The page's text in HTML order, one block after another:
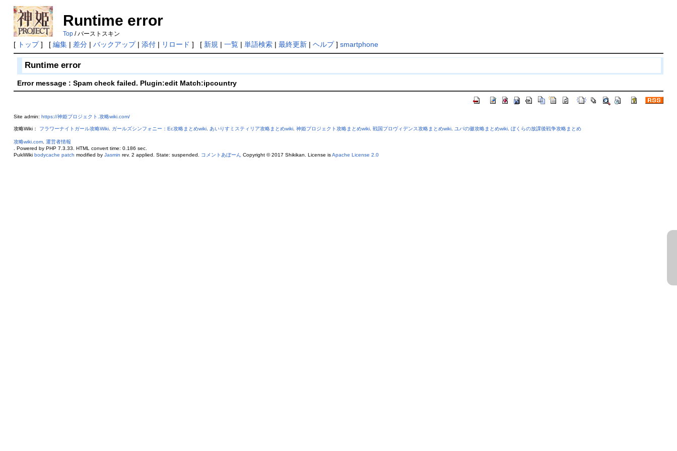
Runtime error
Top/ バーストスキン
[ トップ] [ 編集| 差分| バックアップ| 添付| リロード ] [ 新規 | 一覧| 単語検索| 最終更新| ヘルプ] smartphone
Runtime error
Error message : Spam check failed. Plugin:edit Match:ipcountry
Site admin: https://神姫プロジェクト.攻略wiki.com/
攻略Wiki： フラワーナイトガール攻略Wiki. ガールズシンフォニー：Ec攻略まとめwiki. あいりすミスティリア攻略まとめwiki. 神姫プロジェクト攻略まとめwiki. 戦国プロヴィデンス攻略まとめwiki. ユバの徽攻略まとめwiki. ぼくらの放課後戦争攻略まとめ
攻略wiki.com. 運営者情報
. Powered by PHP 7.3.33. HTML convert time: 0.186 sec.
PukiWiki bodycache patch modified by Jasmin rev. 2 applied. State: suspended. コメントあぼーん Copyright © 2017 Shikikan. License isApache License 2.0